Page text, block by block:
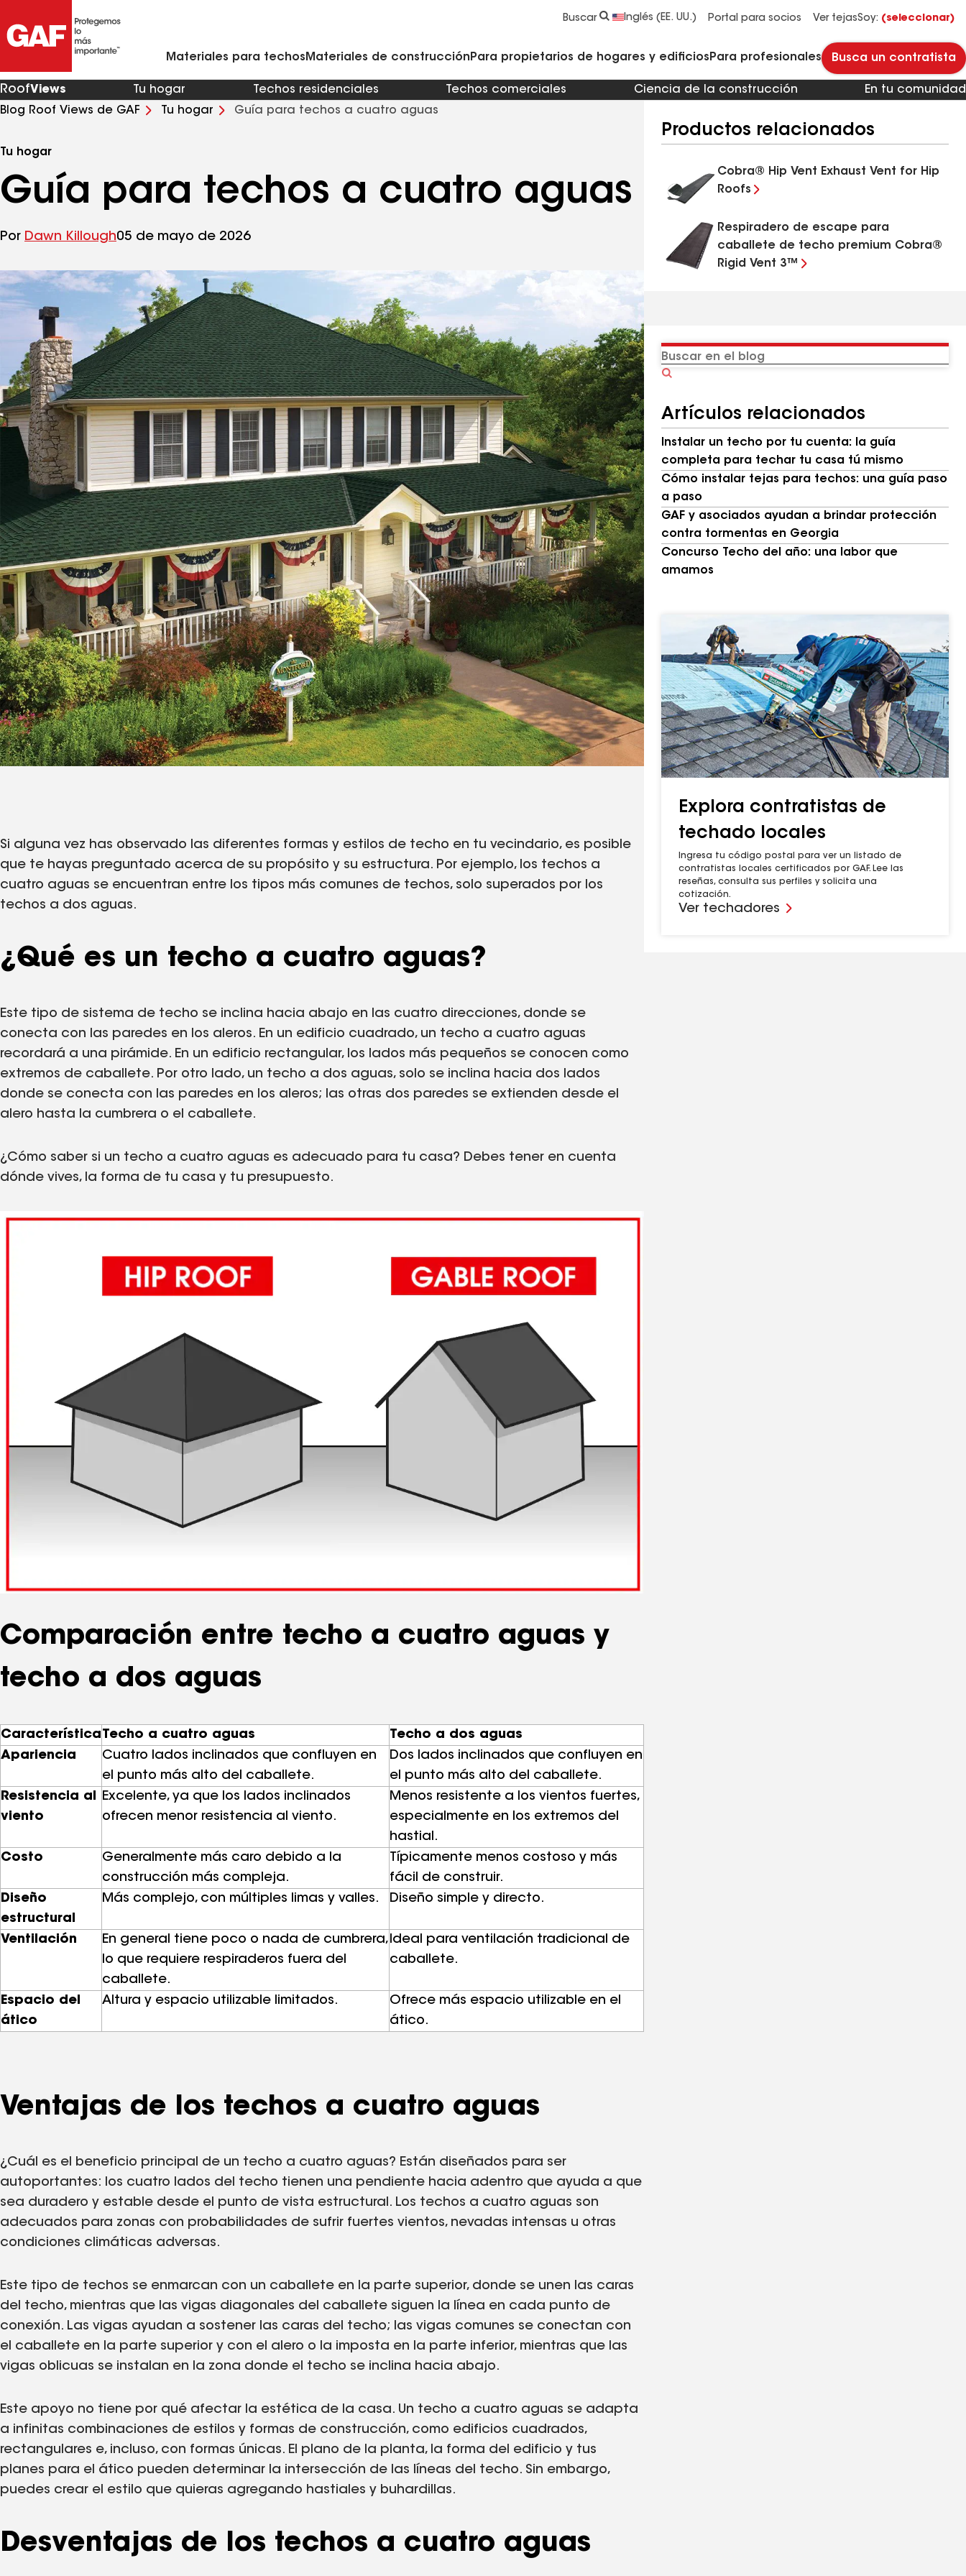
Buscar Inglés (EE. UU.) Portal para socios Ver tejasSoy: (seleccionar)
Materiales para techos Materiales de construcción Para propietarios de hogares y edificios Para profesionales Busca un contratista
RoofViews Tu hogar Techos residenciales Techos comerciales Ciencia de la construcción
En tu comunidad
Blog Roof Views de GAF
Tu hogar Guía para techos a cuatro aguas
Tu hogar
Guía para techos a cuatro aguas
Por Dawn Killough05 de mayo de 2026
Si alguna vez has observado las diferentes formas y estilos de techo en tu vecindario, es posible
que te hayas preguntado acerca de su propósito y su estructura. Por ejemplo, los techos a
cuatro aguas se encuentran entre los tipos más comunes de techos, solo superados por los
techos a dos aguas.
¿Qué es un techo a cuatro aguas?
Este tipo de sistema de techo se inclina hacia abajo en las cuatro direcciones, donde se
conecta con las paredes en los aleros. En un edificio cuadrado, un techo a cuatro aguas
recordará a una pirámide. En un edificio rectangular, los lados más pequeños se conocen como
extremos de caballete. Por otro lado, un techo a dos aguas, solo se inclina hacia dos lados
donde se conecta con las paredes en los aleros; las otras dos paredes se extienden desde el
alero hasta la cumbrera o el caballete.
¿Cómo saber si un techo a cuatro aguas es adecuado para tu casa? Debes tener en cuenta
dónde vives, la forma de tu casa y tu presupuesto.
Comparación entre techo a cuatro aguas y
techo a dos aguas
CaracterísticaTecho a cuatro aguas
Techo a dos aguas
Apariencia
Cuatro lados inclinados que confluyen en
el punto más alto del caballete.
Dos lados inclinados que confluyen en
el punto más alto del caballete.
Resistencia al
viento
Excelente, ya que los lados inclinados
ofrecen menor resistencia al viento.
Menos resistente a los vientos fuertes,
especialmente en los extremos del
hastial.
Costo
Generalmente más caro debido a la
construcción más compleja.
Típicamente menos costoso y más
fácil de construir.
Diseño
estructural
Más complejo, con múltiples limas y valles. Diseño simple y directo.
Ventilación
En general tiene poco o nada de cumbrera,
lo que requiere respiraderos fuera del
caballete.
Ideal para ventilación tradicional de
caballete.
Espacio del
ático
Altura y espacio utilizable limitados.
Ofrece más espacio utilizable en el
ático.
Ventajas de los techos a cuatro aguas
¿Cuál es el beneficio principal de un techo a cuatro aguas? Están diseñados para ser
autoportantes: los cuatro lados del techo tienen una pendiente hacia adentro que ayuda a que
sea duradero y estable desde el punto de vista estructural. Los techos a cuatro aguas son
adecuados para zonas con probabilidades de sufrir fuertes vientos, nevadas intensas u otras
condiciones climáticas adversas.
Este tipo de techos se enmarcan con un caballete en la parte superior, donde se unen las caras
del techo, mientras que las vigas diagonales del caballete siguen la línea en cada punto de
conexión. Las vigas ayudan a sostener las caras del techo; las vigas comunes se conectan con
el caballete en la parte superior y con el alero o la imposta en la parte inferior, mientras que las
vigas oblicuas se instalan en la zona donde el techo se inclina hacia abajo.
Este apoyo no tiene por qué afectar la estética de la casa. Un techo a cuatro aguas se adapta
a infinitas combinaciones de estilos y formas de construcción, como edificios cuadrados,
rectangulares e, incluso, con formas únicas. El plano de la planta, la forma del edificio y tus
planes para el ático pueden determinar la intersección de las líneas del techo. Sin embargo,
puedes crear el estilo que quieras agregando hastiales y buhardillas.
Desventajas de los techos a cuatro aguas
Productos relacionados
Cobra® Hip Vent Exhaust Vent for Hip
Roofs
Respiradero de escape para
caballete de techo premium Cobra®
Rigid Vent 3™
Buscar
el
blog
Artículos relacionados
Instalar un techo por tu cuenta: la guía
completa para techar tu casa tú mismo
Cómo instalar tejas para techos: una guía paso
a paso
GAF y asociados ayudan a brindar protección
contra tormentas en Georgia
Concurso Techo del año: una labor que
amamos
Explora contratistas de
techado locales
Ingresa tu código postal para ver un listado de
contratistas locales certificados por GAF. Lee las
reseñas, consulta sus perfiles y solicita una
cotización.
Ver techadores